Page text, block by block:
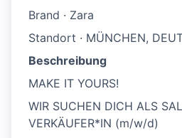
Brand · Zara
Standort · MÜNCHEN,
Beschreibung
MAKE IT YOURS!
WIR SUCHEN DICH ALS
VERKÄUFER*IN (m/w/d)